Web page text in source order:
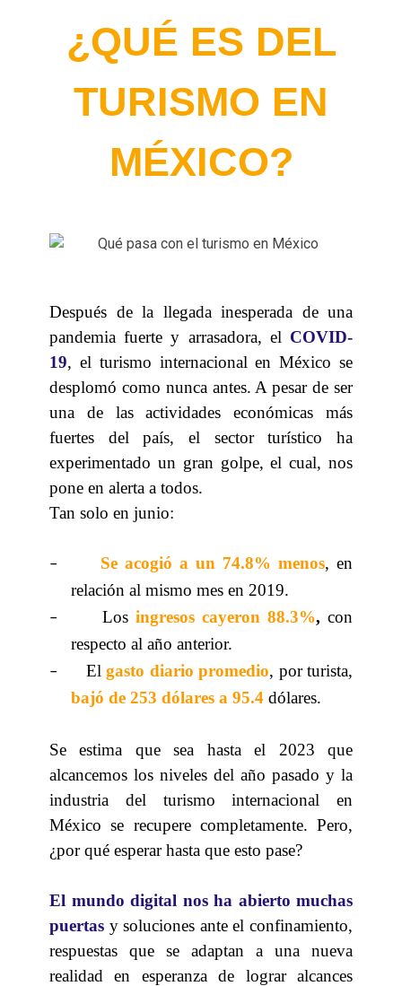
¿QUÉ ES DEL
TURISMO EN
MÉXICO?
Después de la llegada inesperada de una
pandemia fuerte y arrasadora, el COVID-
19, el turismo internacional en México se
desplomó como nunca antes. A pesar de ser
una de las actividades económicas más
fuertes del país, el sector turístico ha
experimentado un gran golpe, el cual, nos
pone en alerta a todos.
Tan solo en junio:
– Se acogió a un 74.8% menos, en
relación al mismo mes en 2019.
– Los ingresos cayeron 88.3%, con
respecto al año anterior.
– El gasto diario promedio, por turista,
bajó de 253 dólares a 95.4 dólares.
Se estima que sea hasta el 2023 que
alcancemos los niveles del año pasado y la
industria del turismo internacional en
México se recupere completamente. Pero,
¿por qué esperar hasta que esto pase?
El mundo digital nos ha abierto muchas
puertas y soluciones ante el confinamiento,
respuestas que se adaptan a una nueva
realidad en esperanza de lograr alcances